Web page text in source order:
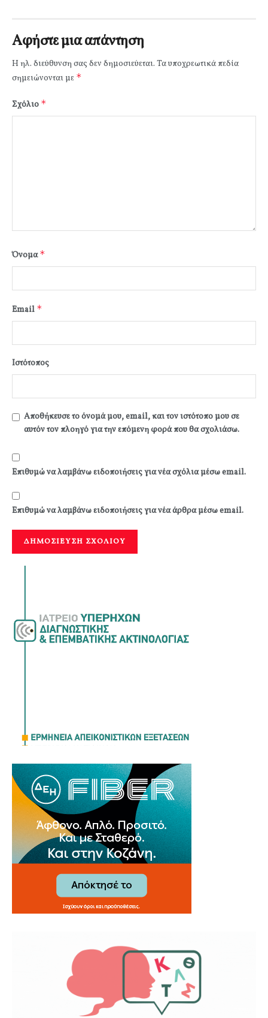
Αφήστε μια απάντηση
Η ηλ. διεύθυνση σας δεν δημοσιεύεται. Τα υποχρεωτικά πεδία
σημειώνονται με *
Σχόλιο *
Όνομα*
Email *
Ιστότοπος
Αποθήκευσε το όνομά μου, email, και τον ιστότοπο μου σε
αυτόν τον πλοηγό για την επόμενη φορά που θα σχολιάσω.
Επιθυμώ να λαμβάνω ειδοποιήσεις για νέα σχόλια μέσω email.
Επιθυμώ να λαμβάνω ειδοποιήσεις για νέα άρθρα μέσω email.